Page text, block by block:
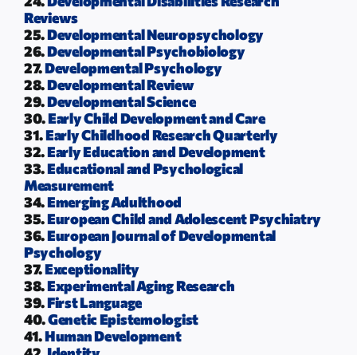
Reviews
25.Developmental Neuropsychology
26.Developmental Psychobiology
27.Developmental Psychology
28.Developmental Review
29.Developmental Science
30.Early Child Development and Care
31.Early Childhood Research Quarterly
32.Early Education and Development
33.Educational and Psychological
Measurement
34.Emerging Adulthood
35.European Child and Adolescent Psychiatry
36.European Journal of Developmental
Psychology
37.Exceptionality
38.Experimental Aging Research
39.First Language
40.Genetic Epistemologist
41.Human Development